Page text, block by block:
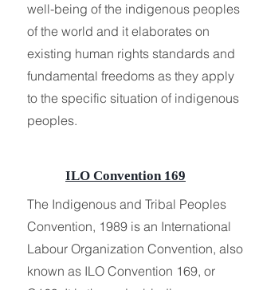
well-being of the indigenous peoples
of the world and it elaborates on
existing human rights standards and
fundamental freedoms as they apply
to the specific situation of indigenous
peoples.
ILO Convention 169
The Indigenous and Tribal Peoples
Convention, 1989 is an International
Labour Organization Convention, also
known as ILO Convention 169, or